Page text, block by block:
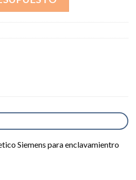
Siemens para enclavamientro